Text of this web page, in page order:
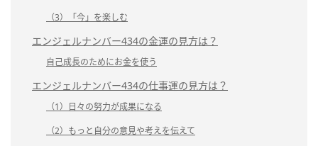
（3）「今」を楽しむ
エンジェルナンバー434の金運の見方は？
自己成長のためにお金を使う
エンジェルナンバー434の仕事運の見方は？
（1）日々の努力が成果になる
（2）もっと自分の意見や考えを伝えて